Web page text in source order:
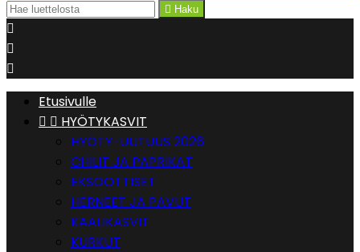
 Haku



Etusivulle
  HYÖTYKASVIT
HYÖTY-UUTUUS 2026
CHILIT JA PAPRIKAT
EKSOOTTISET
HERNEET JA PAVUT
KAALIKASVIT
KURKUT